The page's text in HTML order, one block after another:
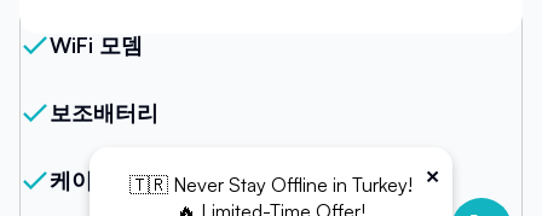
WiFi 모뎀
보조배터리
케이블 (USB-C veya Micro USB) ×
🇹🇷 Never Stay Offline in Turkey!
🔥 Limited-Time Offer!